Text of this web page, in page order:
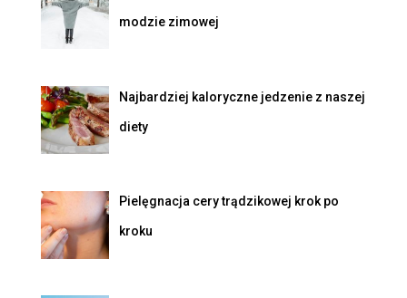
modzie zimowej
Najbardziej kaloryczne jedzenie z naszej
diety
Pielęgnacja cery trądzikowej krok po
kroku